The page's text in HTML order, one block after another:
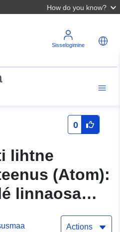
How do you know?
Sisselogimine
0
lihtne
(Atom):
linnaosa
PNIRP.
Actions